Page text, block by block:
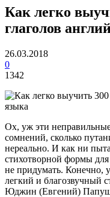
Как легко
глаголов
26.03.2018
0
1342
Ох, уж эти
сомнений, сколько
нереально. И как ни
стихотворной формы
не придумать. Конечно,
легкий и благозвучный
Юджин (Евгений)